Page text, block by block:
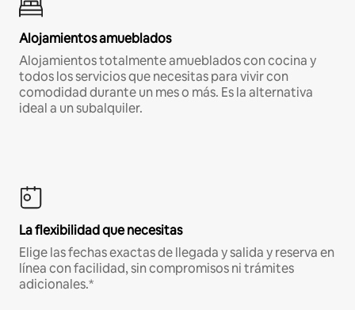
Alojamientos amueblados
Alojamientos totalmente amueblados con cocina y
todos los servicios que necesitas para vivir con
comodidad durante un mes o más. Es la alternativa
ideal a un subalquiler.
La flexibilidad que necesitas
Elige las fechas exactas de llegada y salida y reserva en
línea con facilidad, sin compromisos ni trámites
adicionales.*